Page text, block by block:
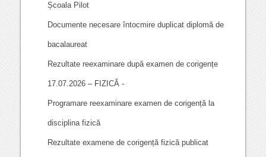
Școala Pilot
Documente necesare întocmire duplicat diplomă de
bacalaureat
Rezultate reexaminare după examen de corigențe
17.07.2026 – FIZICĂ -
Programare reexaminare examen de corigență la
disciplina fizică
Rezultate examene de corigență fizică publicat